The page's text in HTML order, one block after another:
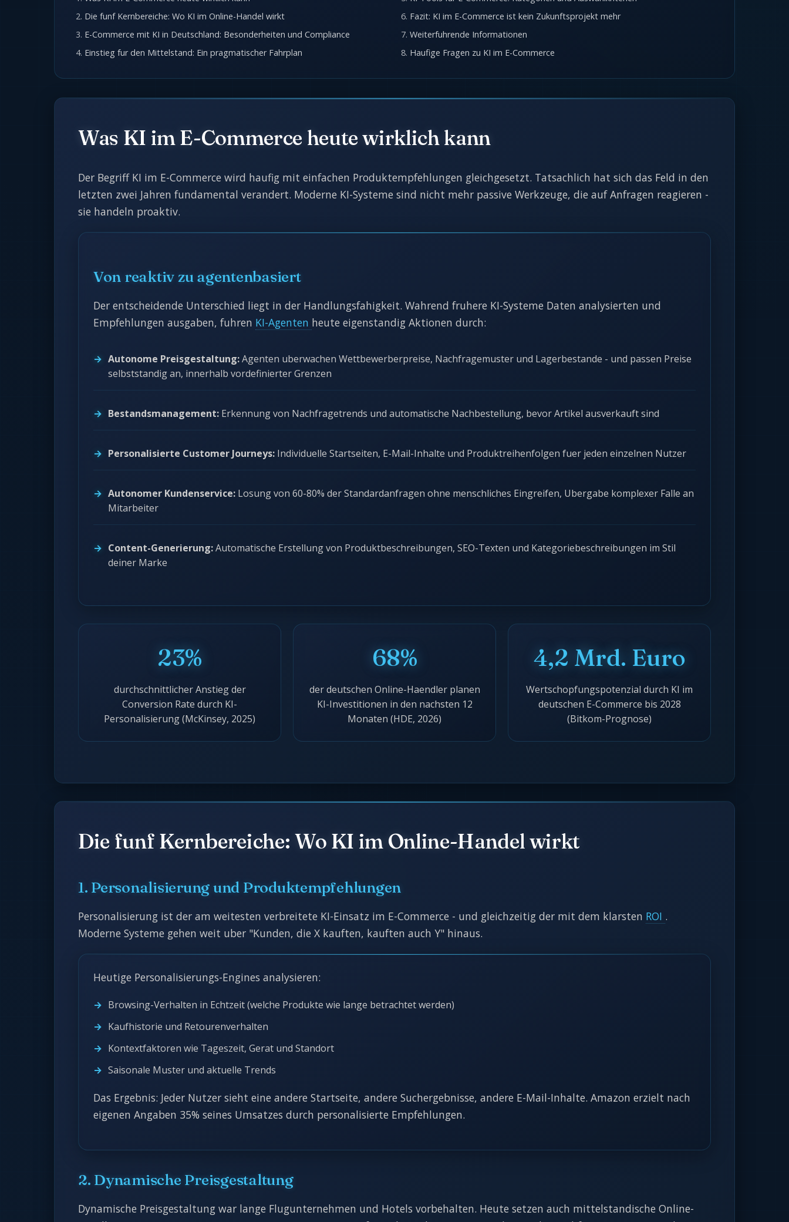
Die funf Kernbereiche: Wo KI im Online-Handel wirkt
E-Commerce mit KI in Deutschland: Besonderheiten und Compliance
Einstieg fur den Mittelstand: Ein pragmatischer Fahrplan
Fazit: KI im E-Commerce ist kein Zukunftsprojekt mehr
Weiterfuhrende Informationen
Haufige Fragen zu KI im E-Commerce
Was KI im E-Commerce heute wirklich kann
Der Begriff KI im E-Commerce wird haufig mit einfachen Produktempfehlungen gleichgesetzt. Tatsachlich hat sich das Feld in den
letzten zwei Jahren fundamental verandert. Moderne KI-Systeme sind nicht mehr passive Werkzeuge, die auf Anfragen reagieren -
sie handeln proaktiv.
Von reaktiv zu agentenbasiert
Der entscheidende Unterschied liegt in der Handlungsfahigkeit. Wahrend fruhere KI-Systeme Daten analysierten und
Empfehlungen ausgaben, fuhren KI-Agenten heute eigenstandig Aktionen durch:
Autonome Preisgestaltung:Agenten uberwachen Wettbewerberpreise, Nachfragemuster und Lagerbestande - und passen Preise
selbststandig an, innerhalb vordefinierter Grenzen
Bestandsmanagement: Erkennung von Nachfragetrends und automatische Nachbestellung, bevor Artikel ausverkauft sind
Personalisierte Customer Journeys: Individuelle Startseiten, E-Mail-Inhalte und Produktreihenfolgen fuer jeden einzelnen Nutzer
Autonomer Kundenservice: Losung von 60-80% der Standardanfragen ohne menschliches Eingreifen, Ubergabe komplexer Falle an
Mitarbeiter
Content-Generierung:Automatische Erstellung von Produktbeschreibungen, SEO-Texten und Kategoriebeschreibungen im Stil
deiner Marke
23%
durchschnittlicher Anstieg der
Conversion Rate durch KI-
Personalisierung (McKinsey, 2025)
68%
der deutschen Online-Haendler planen
KI-Investitionen in den nachsten 12
Monaten (HDE, 2026)
4,2 Mrd. Euro
Wertschopfungspotenzial durch KI im
deutschen E-Commerce bis 2028
(Bitkom-Prognose)
Die funf Kernbereiche: Wo KI im Online-Handel wirkt
1. Personalisierung und Produktempfehlungen
Personalisierung ist der am weitesten verbreitete KI-Einsatz im E-Commerce - und gleichzeitig der mit dem klarsten ROI .
Moderne Systeme gehen weit uber "Kunden, die X kauften, kauften auch Y" hinaus.
Heutige Personalisierungs-Engines analysieren:
Browsing-Verhalten in Echtzeit (welche Produkte wie lange betrachtet werden)
Kaufhistorie und Retourenverhalten
Kontextfaktoren wie Tageszeit, Gerat und Standort
Saisonale Muster und aktuelle Trends
Das Ergebnis: Jeder Nutzer sieht eine andere Startseite, andere Suchergebnisse, andere E-Mail-Inhalte. Amazon erzielt nach
eigenen Angaben 35% seines Umsatzes durch personalisierte Empfehlungen.
2. Dynamische Preisgestaltung
Dynamische Preisgestaltung war lange Flugunternehmen und Hotels vorbehalten. Heute setzen auch mittelstandische Online-